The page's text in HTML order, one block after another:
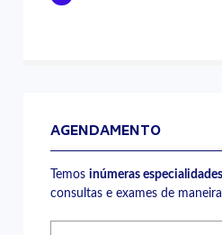
AGENDAMENTO
Temosinúmeras especialidades
consultas e exames de